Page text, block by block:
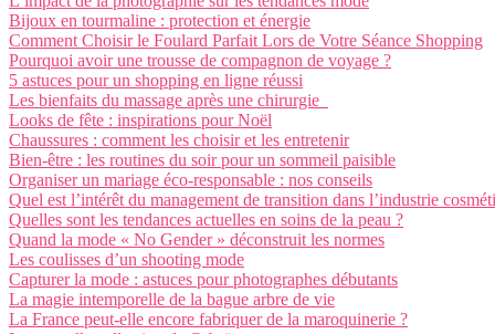
Bijoux en tourmaline : protection et énergie
Comment Choisir le Foulard Parfait Lors de Votre Séance Shopping
Pourquoi avoir une trousse de compagnon de voyage ?
5 astuces pour un shopping en ligne réussi
Les bienfaits du massage après une chirurgie
Looks de fête : inspirations pour Noël
Chaussures : comment les choisir et les entretenir
Bien-être : les routines du soir pour un sommeil paisible
Organiser un mariage éco-responsable : nos conseils
Quel est l’intérêt du management de transition dans l’industrie
Quelles sont les tendances actuelles en soins de la peau ?
Quand la mode « No Gender » déconstruit les normes
Les coulisses d’un shooting mode
Capturer la mode : astuces pour photographes débutants
La magie intemporelle de la bague arbre de vie
La France peut-elle encore fabriquer de la maroquinerie ?